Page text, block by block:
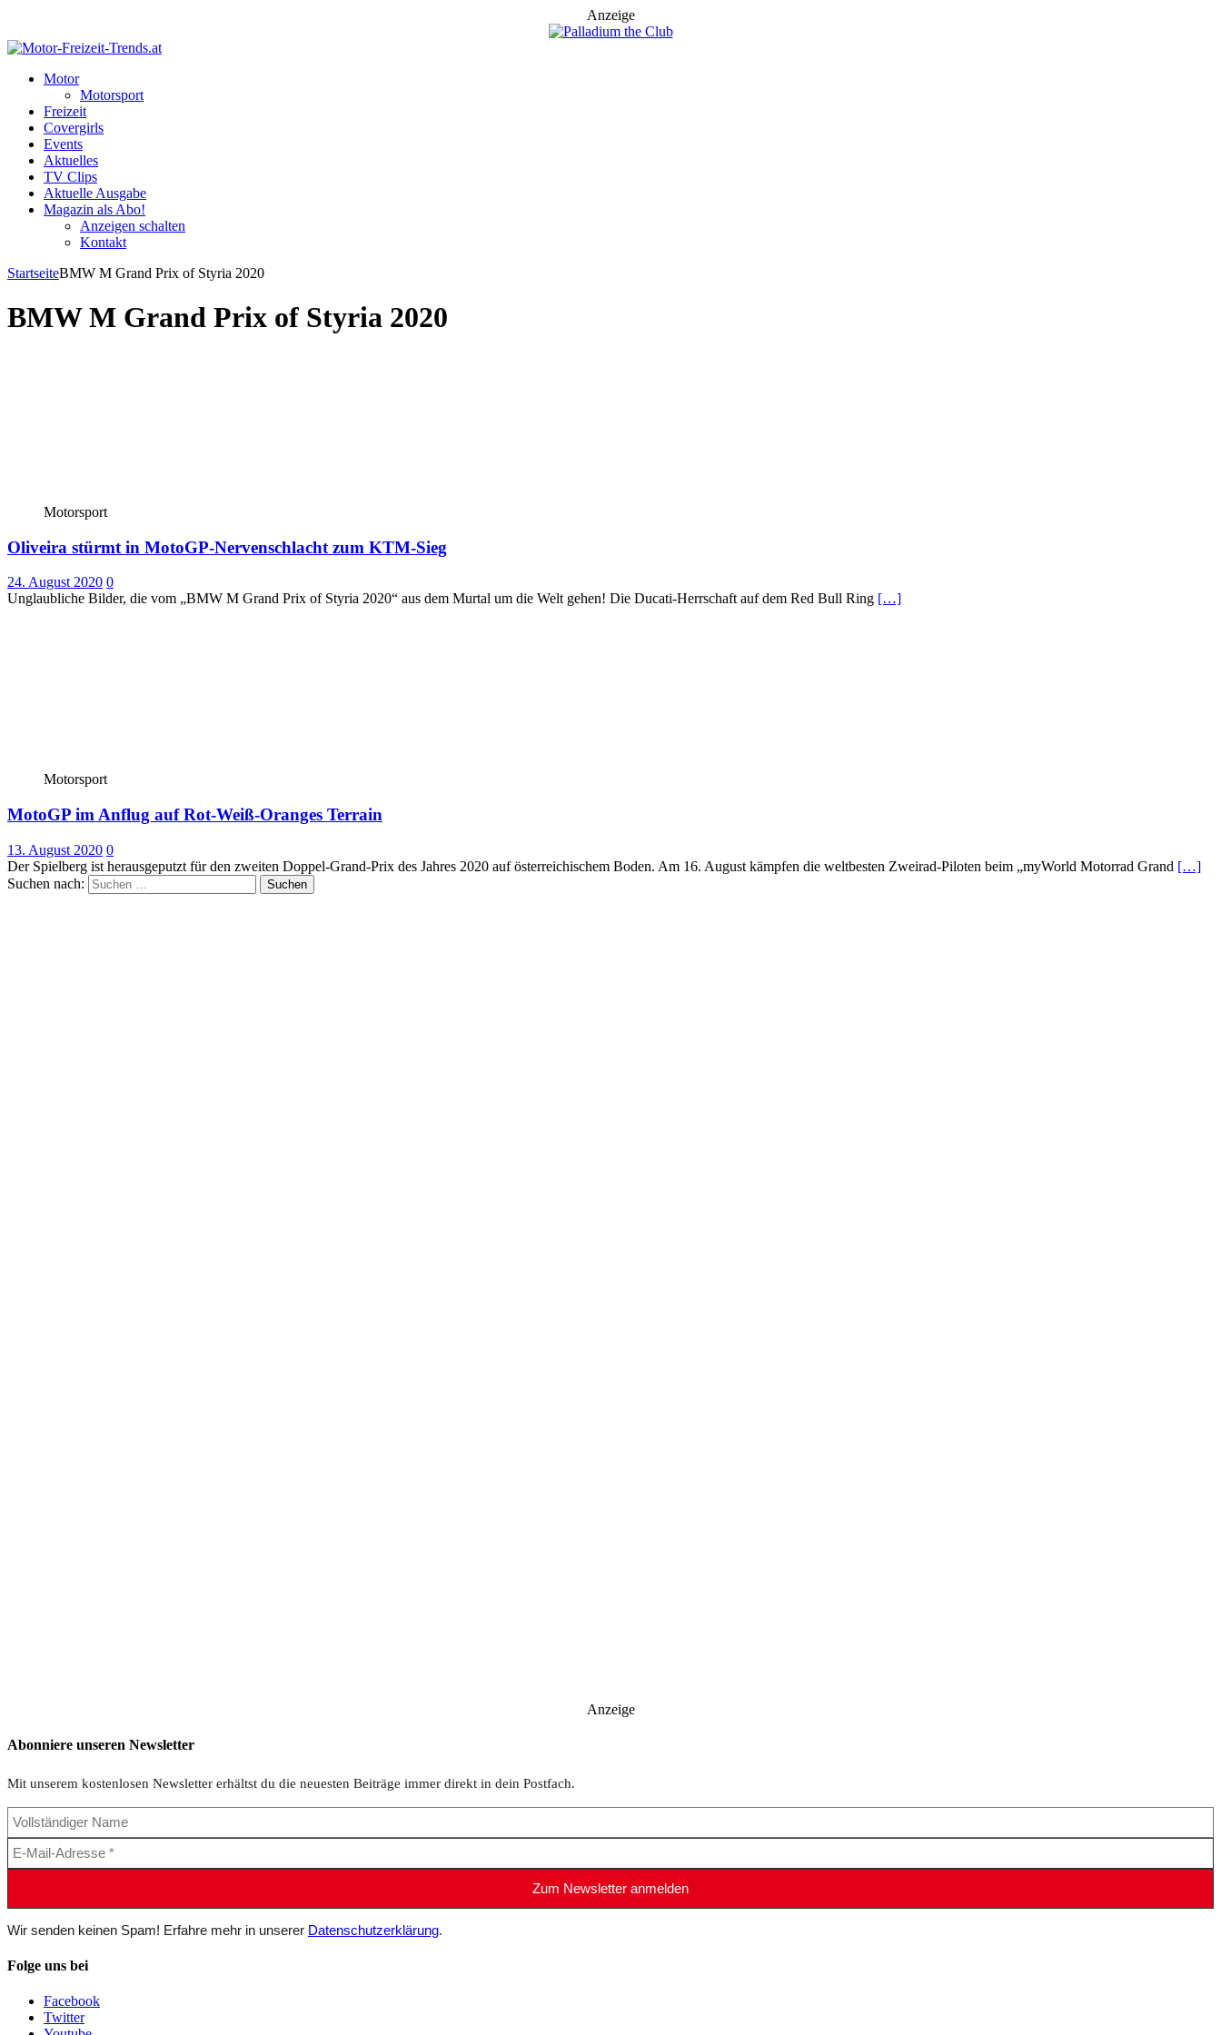
Anzeige
Motor
Motorsport
Freizeit
Covergirls
Events
Aktuelles
TV Clips
Aktuelle Ausgabe
Magazin als Abo!
Anzeigen schalten
Kontakt
StartseiteBMW M Grand Prix of Styria 2020
BMW M Grand Prix of Styria 2020
Motorsport
Oliveira stürmt in MotoGP-Nervenschlacht zum KTM-Sieg
24. August 2020 0
Unglaubliche Bilder, die vom „BMW M Grand Prix of Styria 2020“ aus dem Murtal um die Welt gehen! Die Ducati-Herrschaft auf dem Red Bull Ring […]
Motorsport
MotoGP im Anflug auf Rot-Weiß-Oranges Terrain
13. August 2020 0
Der Spielberg ist herausgeputzt für den zweiten Doppel-Grand-Prix des Jahres 2020 auf österreichischem Boden. Am 16. August kämpfen die weltbesten Zweirad-Piloten beim „myWorld Motorrad Grand […]
Suchen nach:
Anzeige
Abonniere unseren Newsletter
Mit unserem kostenlosen Newsletter erhältst du die neuesten Beiträge immer direkt in dein Postfach.
Wir senden keinen Spam! Erfahre mehr in unserer Datenschutzerklärung.
Folge uns bei
Facebook
Twitter